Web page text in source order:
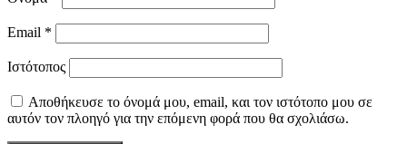
Email *
Ιστότοπος
Αποθήκευσε το όνομά μου, email, και τον ιστότοπο μου σε
αυτόν τον πλοηγό για την επόμενη φορά που θα σχολιάσω.